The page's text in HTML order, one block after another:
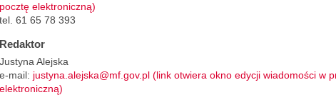
pocztę elektroniczną)
tel. 61 65 78 393
Redaktor
Justyna Alejska
e-mail: justyna.alejska@mf.gov.pl (link otwiera okno edycji wiadomości w
elektroniczną)